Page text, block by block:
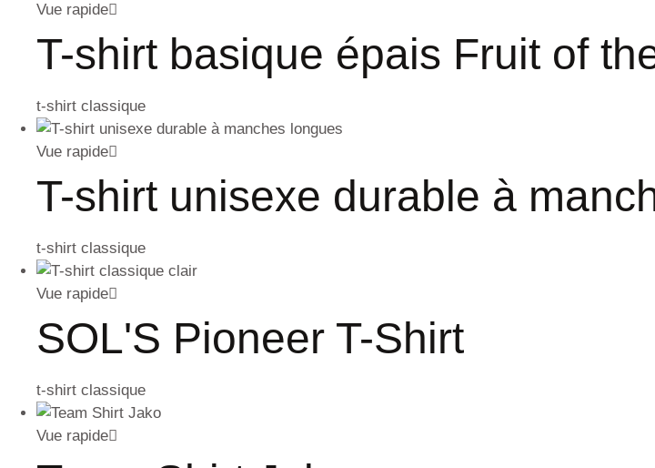
Vue rapide
T-shirt basique épais Fruit of
t-shirt classique
Vue rapide
T-shirt unisexe durable à
t-shirt classique
Vue rapide
SOL'S Pioneer T-Shirt
t-shirt classique
Vue rapide